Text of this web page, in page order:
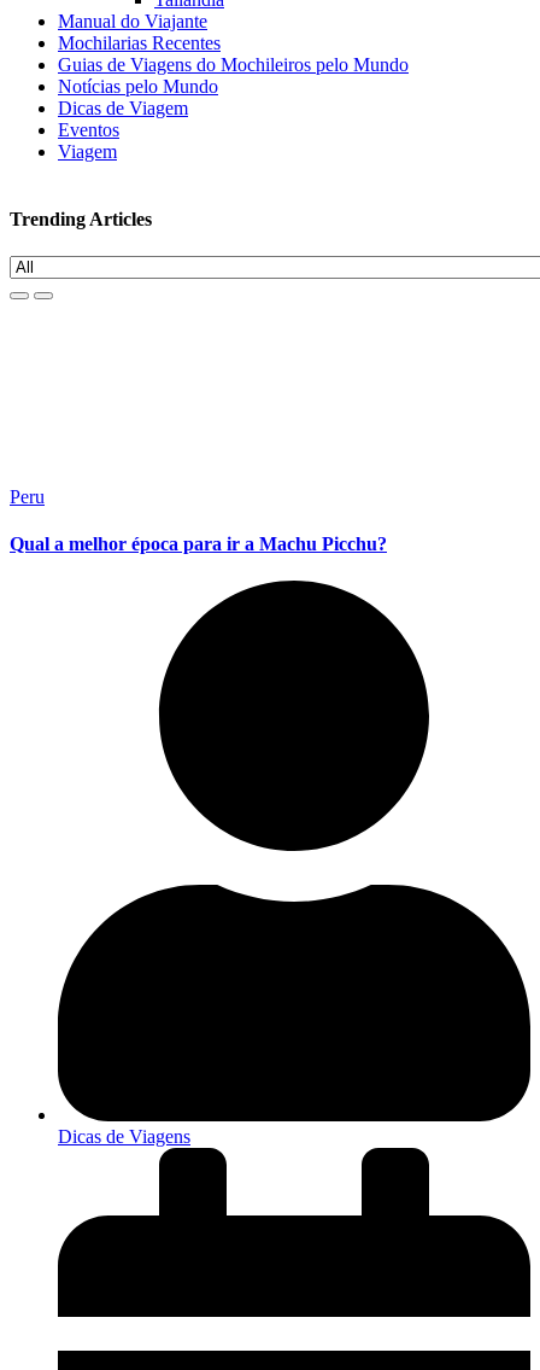
Manual do Viajante
Mochilarias Recentes
Guias de Viagens do Mochileiros pelo Mundo
Notícias pelo Mundo
Dicas de Viagem
Eventos
Viagem
Trending Articles
Peru
Qual a melhor época para ir a Machu Picchu?
Dicas de Viagens